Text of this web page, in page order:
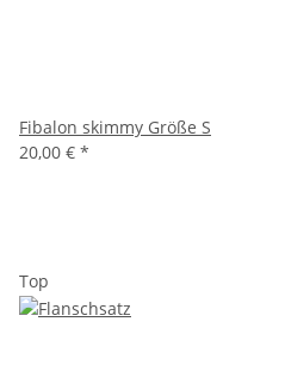
Fibalon skimmy Größe S
20,00 € *
Top